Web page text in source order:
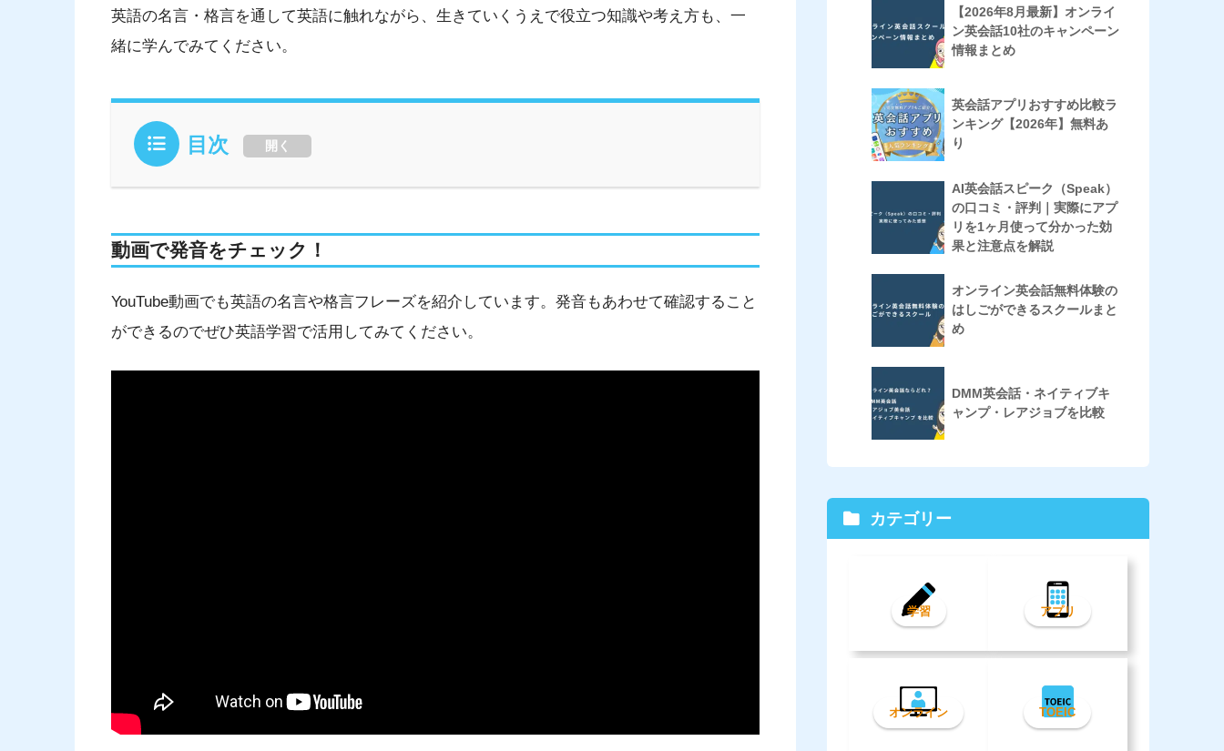
英語の名言・格言を通して英語に触れながら、生きていくうえで役立つ知識や考え方も、一
緒に学んでみてください。
目次 開く
動画で発音をチェック！
YouTube動画でも英語の名言や格言フレーズを紹介しています。発音もあわせて確認すること
ができるのでぜひ英語学習で活用してみてください。
【2026年8月最新】オンライ
ン英会話10社のキャンペーン
情報まとめ
英会話アプリおすすめ比較ラ
ンキング【2026年】無料あ
り
AI英会話スピーク（Speak）
の口コミ・評判｜実際にアプ
リを1ヶ月使って分かった効
果と注意点を解説
オンライン英会話無料体験の
はしごができるスクールまと
め
DMM英会話・ネイティブキ
ャンプ・レアジョブを比較
カテゴリー
学習 アプリ
オンライン TOEIC